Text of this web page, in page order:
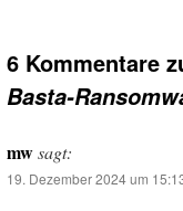
6 Kommentare
Basta-
mwsagt:
19. Dezember 2024 um